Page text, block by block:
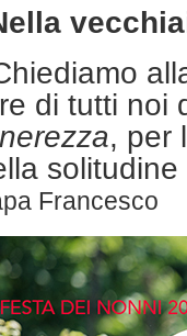
di tutti noi
, per
Francesco